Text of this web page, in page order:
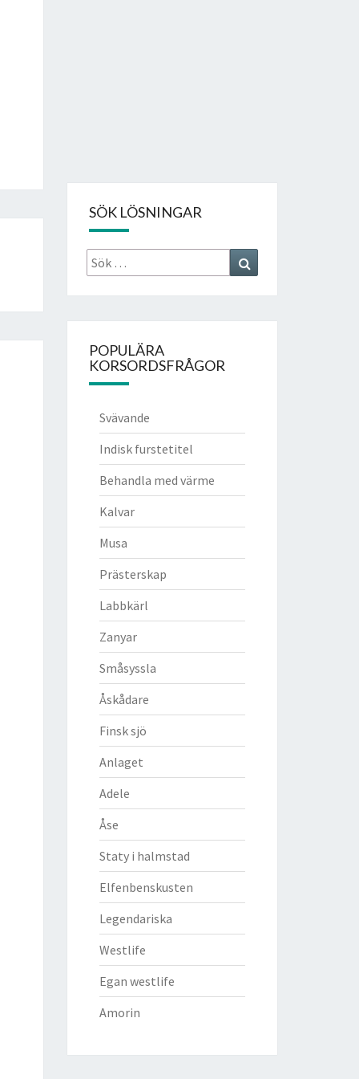
SÖK LÖSNINGAR
Sök
efter:
POPULÄRA
KORSORDSFRÅGOR
Svävande
Indisk furstetitel
Behandla med värme
Kalvar
Musa
Prästerskap
Labbkärl
Zanyar
Småsyssla
Åskådare
Finsk sjö
Anlaget
Adele
Åse
Staty i halmstad
Elfenbenskusten
Legendariska
Westlife
Egan westlife
Amorin